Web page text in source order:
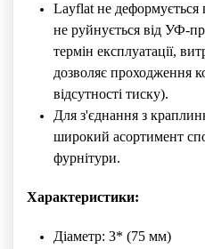
Layflat не деформується
не руйнується від УФ-
термін експлуатації,
дозволяє проходження
відсутності тиску).
Для з'єднання з
широкий асортимент
фурнітури.
Характеристики:
Діаметр: 3* (75 мм)